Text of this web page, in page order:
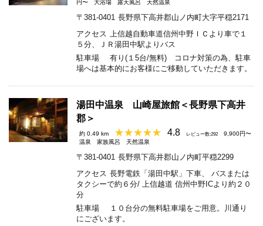
円〜 大浴場 露天風呂 天然温泉
〒381-0401 長野県下高井郡山ノ内町大字平穏2171
アクセス
上信越自動車道信州中野ＩＣより車で１
５分、ＪＲ湯田中駅よりバス
駐車場
有り(１5台/無料) コロナ対策の為、駐車
場へは基本的にお客様にご移動していただきます。
湯田中温泉 山崎屋旅館＜長野県下高井
郡＞
約 0.49 km 4.8 レビュー数:292
9,900円〜
温泉
家族風呂 天然温泉
〒381-0401 長野県下高井郡山ノ内町平穏2299
アクセス 長野電鉄「湯田中駅」下車、 バスまたは
タクシーで約６分/ 上信越道 信州中野ICより約２０
分
駐車場
１０台分の無料駐車場をご用意。川通り
にございます。